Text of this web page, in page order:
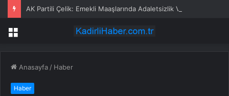
Menü
Anasayfa / Haber
Haber